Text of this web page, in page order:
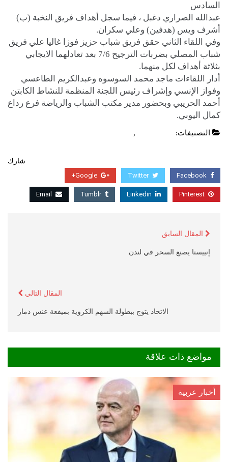
السادس
عبدالله الصراري دغبل ، فيما سجل أهداف فريق النخبة (ب)
أشرف ويس (هدفين) وعلي سكران.
وفي اللقاء الثاني حقق فريق شباب حزيز فوزا غاليا علي فريق
شباب المصلي بضربات الترجيح 7/6 بعد تعادلهما الايجابي
بثلاثة أهداف لكل منهما.
أدار اللقاءات ماجد محمد السوسوه وعبدالكريم الطاعسي
وفواز الإنسي وإشراف رئيس اللجنة المنظمة للنشاط الكابتن
أحمد الحريبي وبحضور مدير مكتب الشباب والرياضة فرع رداع
كمال اليوبي.
التصنيفات: ,
شارك
Facebook
Twitter
Google+
Pinterest
Linkedin
Tumblr
Email
المقال السابق
إنييستا يصنع السحر في لندن
المقال التالي
الاتحاد يتوج ببطولة السهم الكروية بميفعة عنس ذمار
مواضع ذات علاقة
أخبار عربية